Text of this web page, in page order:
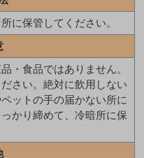
に保管してください。
・食品ではありません。
さい。絶対に飲用しない
ットの手の届かない所に
かり締めて、冷暗所に保